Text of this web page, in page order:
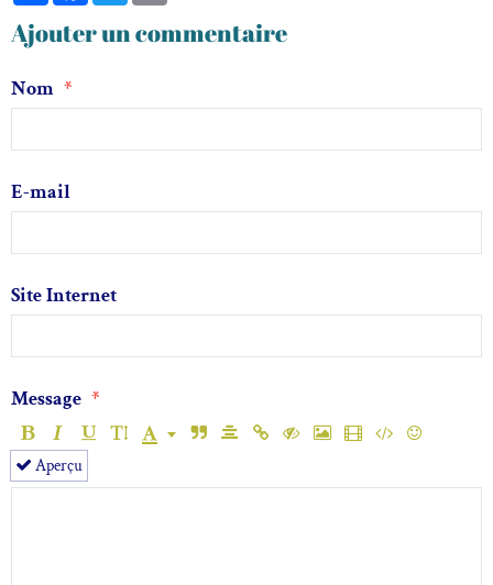
Ajouter un commentaire
Nom
E-mail
Site Internet
Message
Aperçu